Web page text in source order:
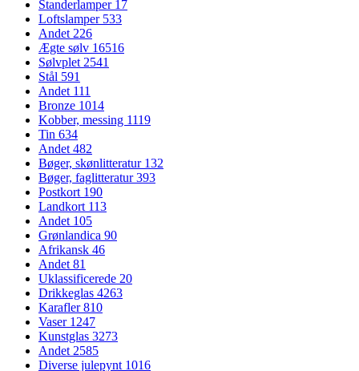
Standerlamper 17
Loftslamper 533
Andet226
Ægte sølv 16516
Sølvplet2541
Stål 591
Andet 111
Bronze 1014
Kobber, messing 1119
Tin 634
Andet482
Bøger, skønlitteratur 132
Bøger, faglitteratur393
Postkort 190
Landkort 113
Andet 105
Grønlandica 90
Afrikansk 46
Andet81
Uklassificerede 20
Drikkeglas 4263
Karafler810
Vaser 1247
Kunstglas 3273
Andet2585
Diverse julepynt 1016